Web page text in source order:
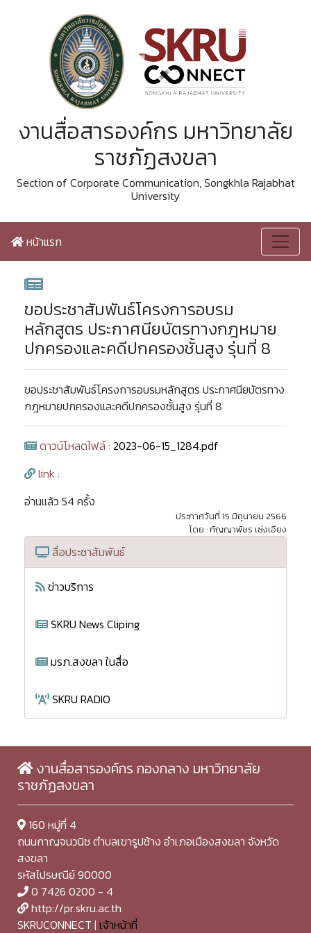
งานสื่อสารองค์กร มหาวิทยาลัย
ราชภัฏสงขลา
Section of Corporate Communication, Songkhla Rajabhat
University
หน้าแรก
ขอประชาสัมพันธ์โครงการอบรม
หลักสูตร ประกาศนียบัตรทางกฎหมาย
ปกครองและคดีปกครองชั้นสูง รุ่นที่ 8
ขอประชาสัมพันธ์โครงการอบรมหลักสูตร ประกาศนียบัตรทาง
กฎหมายปกครองและคดีปกครองชั้นสูง รุ่นที่ 8
ดาวน์โหลดไฟล์ : 2023-06-15_1284.pdf
link :
อ่านแล้ว 54 ครั้ง
ประกาศวันที่ 15 มิถุนายน 2566
โดย : กัญญาพัชร เซ่งเอียง
สื่อประชาสัมพันธ์
ข่าวบริการ
SKRU News Cliping
มรภ.สงขลา ในสื่อ
SKRU RADIO
งานสื่อสารองค์กร กองกลาง มหาวิทยาลัย
ราชภัฏสงขลา
160 หมู่ที่ 4
ถนนกาญจนวนิช ตำบลเขารูปช้าง อำเภอเมืองสงขลา จังหวัด
สงขลา
รหัสไปรษณีย์ 90000
0 7426 0200 - 4
http://pr.skru.ac.th
SKRUCONNECT | เจ้าหน้าที่